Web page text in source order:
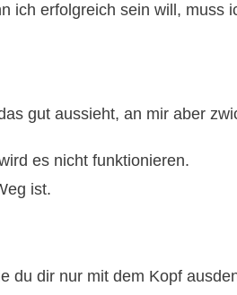
ich erfolgreich sein will, muss
gut aussieht, an mir aber
es nicht funktionieren.
ist.
du dir nur mit dem Kopf